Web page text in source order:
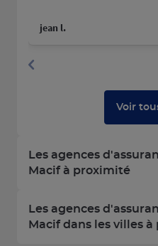
jean l.
Voir
Les agences
Macif à proximité
Les agences
Macif dans les villes